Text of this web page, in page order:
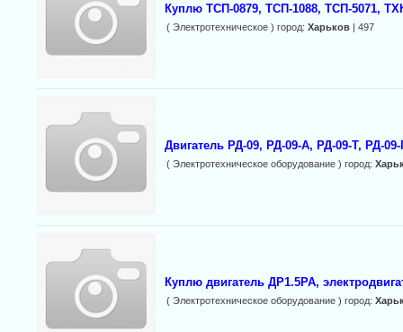
Куплю ТСП-0879, ТСП-1088, ТСП-5071,
( Электротехническое ) город: Харьков| 497
Двигатель РД-09, РД-09-А, РД-09-Т, РД-
( Электротехническое оборудование ) город:
Куплю двигатель ДР1.5РА,
( Электротехническое оборудование ) город: